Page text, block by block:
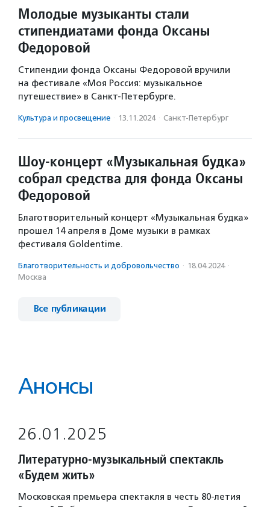
Молодые музыканты стали
стипендиатами фонда Оксаны
Федоровой
Стипендии фонда Оксаны Федоровой вручили
на фестивале «Моя Россия: музыкальное
путешествие» в Санкт-Петербурге.
Культура и просвещение · 13.11.2024 · Санкт-Петербург
Шоу-концерт «Музыкальная будка»
собрал средства для фонда Оксаны
Федоровой
Благотворительный концерт «Музыкальная будка»
прошел 14 апреля в Доме музыки в рамках
фестиваля Goldentime.
Благотвори­тель­ность и доброволь­чест­во · 18.04.2024 ·
Москва
Все публикации
Анонсы
26.01.2025
Литературно-музыкальный спектакль
«Будем жить»
Московская премьера спектакля в честь 80-летия